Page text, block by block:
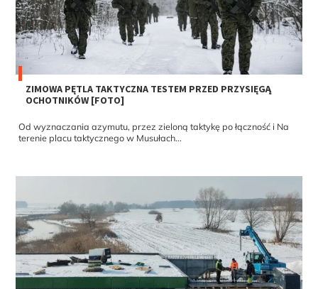
ZIMOWA PĘTLA TAKTYCZNA TESTEM PRZED PRZYSIĘGĄ
OCHOTNIKÓW [FOTO]
Od wyznaczania azymutu, przez zieloną taktykę po łączność i Na
terenie placu taktycznego w Musułach...